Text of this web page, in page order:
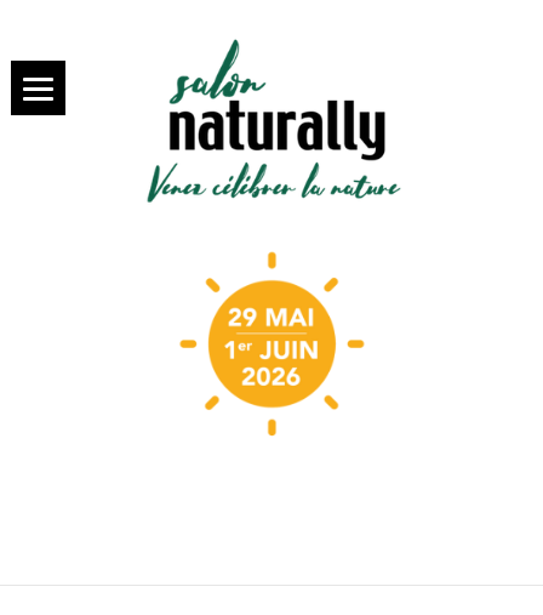
salon
NATURALLY
Paris
VENEZ SAVOURER LA BIO